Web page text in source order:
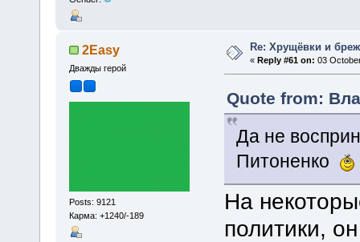
2Easy
Дважды герой
Posts: 9121
Карма: +1240/-189
Re: Хрущёвки и
« Reply #61 on: 03
Quote from:
Да не
Питоненко
На
политики,